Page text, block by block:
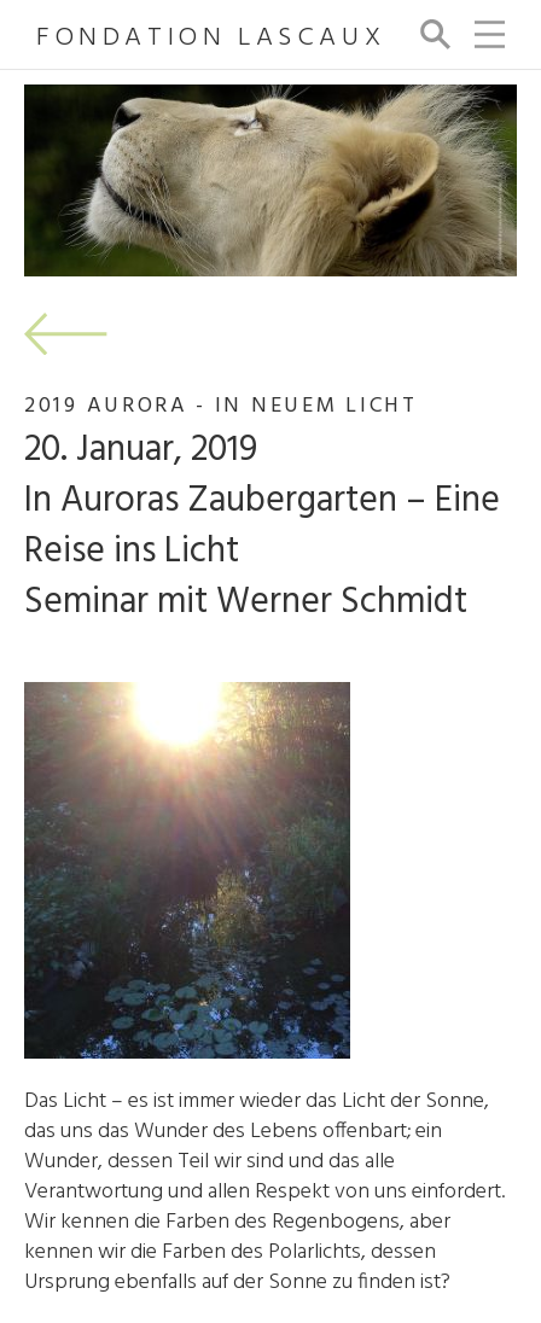
FONDATION LASCAUX
Su
ch
e
2019 AURORA - IN NEUEM LICHT
20. Januar, 2019
In Auroras Zaubergarten – Eine
Reise ins Licht
Seminar mit Werner Schmidt
Das Licht – es ist immer wieder das Licht der Sonne,
das uns das Wunder des Lebens offenbart; ein
Wunder, dessen Teil wir sind und das alle
Verantwortung und allen Respekt von uns einfordert.
Wir kennen die Farben des Regenbogens, aber
kennen wir die Farben des Polarlichts, dessen
Ursprung ebenfalls auf der Sonne zu finden ist?